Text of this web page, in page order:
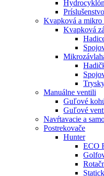
Hydrocyklón
Príslušenstvo
Kvapková a mikro
Kvapková
Manuálne ventili
Guľové
Guľové
Navŕtavacie a
Postrekovače
Hunter
ECO